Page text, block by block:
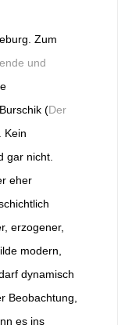
Zum
und
(Der
Kein
gar nicht.
eher
erzogener,
modern,
dynamisch
Beobachtung,
es ins